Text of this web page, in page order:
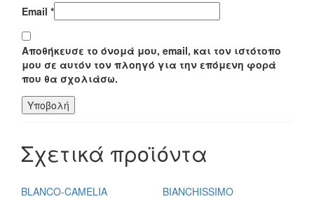
Email *
Αποθήκευσε το όνομά μου, email, και τον ιστότοπο
μου σε αυτόν τον πλοηγό για την επόμενη φορά
που θα σχολιάσω.
Σχετικά προϊόντα
BLANCO-CAMELIA
BIANCHISSIMO